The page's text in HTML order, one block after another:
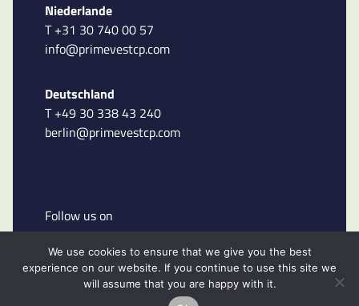
Niederlande
T +31 30 740 00 57
info@primevestcp.com
Deutschland
T +49 30 338 43 240
berlin@primevestcp.com
Follow us on
We use cookies to ensure that we give you the best
experience on our website. If you continue to use this site we
will assume that you are happy with it.